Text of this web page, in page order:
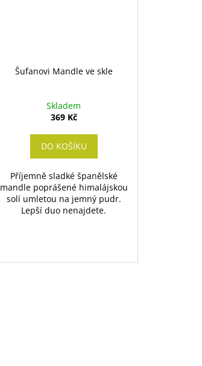
Šufanovi Mandle ve skle
Skladem
369 Kč
DO KOŠÍKU
Příjemně sladké španělské
mandle poprášené himalájskou
solí umletou na jemný pudr.
Lepší duo nenajdete.